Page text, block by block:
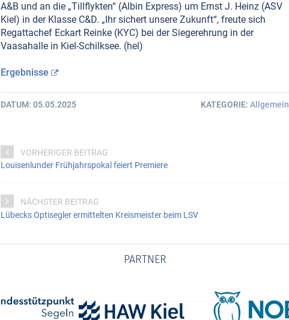
A&B und an die „Tillflykten“ (Albin Express) um Ernst J. Heinz (ASV
Kiel) in der Klasse C&D. „Ihr sichert unsere Zukunft“, freute sich
Regattachef Eckart Reinke (KYC) bei der Siegerehrung in der
Vaasahalle in Kiel-Schilksee. (hel)
Ergebnisse
DATUM 05.05.2025 KATEGORIE Allgemein
VORHERIGER BEITRAG
Louisenlunder Frühjahrspokal feiert Premiere
NÄCHSTER BEITRAG
Lübecks Optisegler ermittelten Kreismeister beim LSV
PARTNER